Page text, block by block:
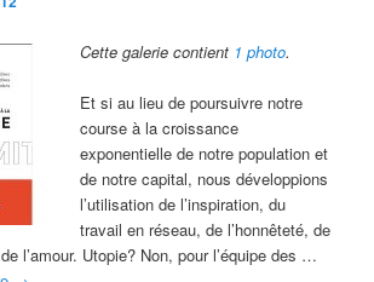
Cette galerie contient 1 photo.
Et si au lieu de poursuivre notre
course à la croissance
exponentielle de notre population et
de notre capital, nous développions
l’utilisation de l’inspiration, du
travail en réseau, de l’honnêteté, de
l’amour. Utopie? Non, pour l’équipe des …